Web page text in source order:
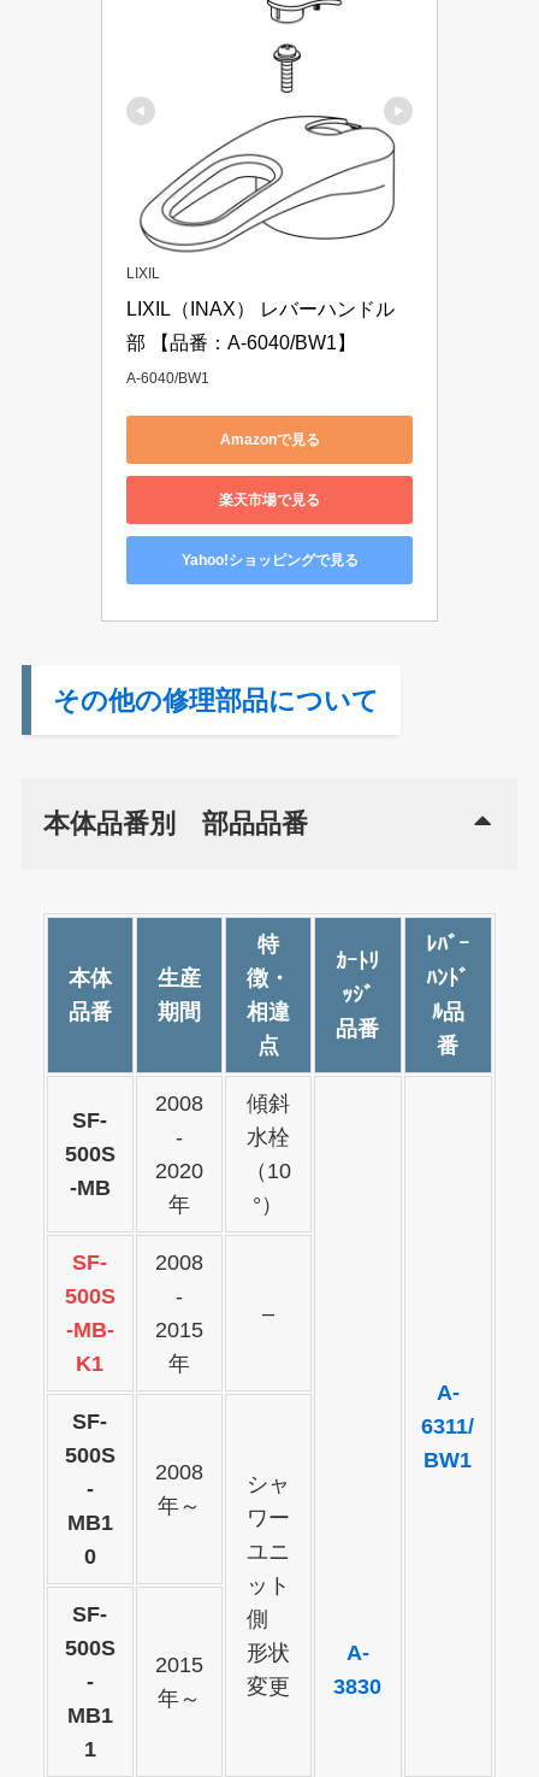
LIXIL
LIXIL（INAX） レバーハンドル
部 【品番：A-6040/BW1】
A-6040/BW1
Amazonで見る
楽天市場で見る
Yahoo!ショッピングで見る
その他の修理部品について
本体品番別 部品品番
本体
品番
生産
期間
特
徴・
相違
点
ｶｰﾄﾘ
ｯｼﾞ
品番
ﾚﾊﾞｰ
ﾊﾝﾄﾞ
ﾙ品
番
SF-
500S
-MB
2008
-
2020
年
傾斜
水栓
（10
°）
A-
3830
A-
6311/
BW1
SF-
500S
-MB-
K1
2008
-
2015
年
–
SF-
500S
-
MB1
0
2008
年～
シャ
ワー
ユニ
ット
側
形状
変更
SF-
500S
-
MB1
1
2015
年～